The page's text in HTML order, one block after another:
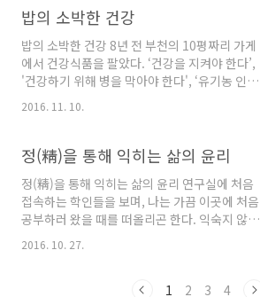
다. “사람에게 나른해지는 병이 까닭 ..
왜 도사가 좋았을까 생각해 보니 천년은 너끈히
들지 않은 모습에 끌렸나보다. 아무 것에도 메이
지 않고 자유롭게 사는 모습이 좋았다. 바람처럼
구름처럼! 요즘 『동의보감』을 읽다보니 어렸
을 때 좋아했던 도사나 신선 이야기가 나와 재미
이상 자연의 이치에 따라 죽음을 맞게 된다. 그
래..
밥의 소박한 건강
밥의 소박한 건강 8년 전 부천의 10평짜리 가게
에서 건강식품을 팔았다. ‘건강을 지켜야 한다’,
'건강하기 위해 병을 막아야 한다', ‘유기농 인증
을 받은 식품을 먹어야 건강하다’. 손님들에게 건
강과 음식의 중요성을 반복해서 말했다. 사람들
커졌다. 나에게 건강은 병이 없는 상태였다. 병으
로 육체와 정신이 무기력해진다고 생각했고 통증
도 피하고 싶었다. 일하고 공부하고 여행하고 사
람들을 만나는 등 원하는 걸 하는데 몸이 장애가
되지 않아야 했다. 그러기 위해서 건강식을 먹는
게 제일 중요하다고 생각했다. 책과 인터넷의 정
2016. 11. 10.
정(精)을 통해 익히는 삶의 윤리
정(精)을 통해 익히는 삶의 윤리 연구실에 처음
접속하는 학인들을 보며, 나는 가끔 이곳에 처음
공부하러 왔을 때를 떠올리곤 한다. 익숙지 않은
이 새로웠던 그 때, 나에게 가장 낯설게 느껴졌던
말인데 뭐 얼마나 차이가 있겠냐 싶겠지만 바깥
2016. 10. 27.
1 2 3 4